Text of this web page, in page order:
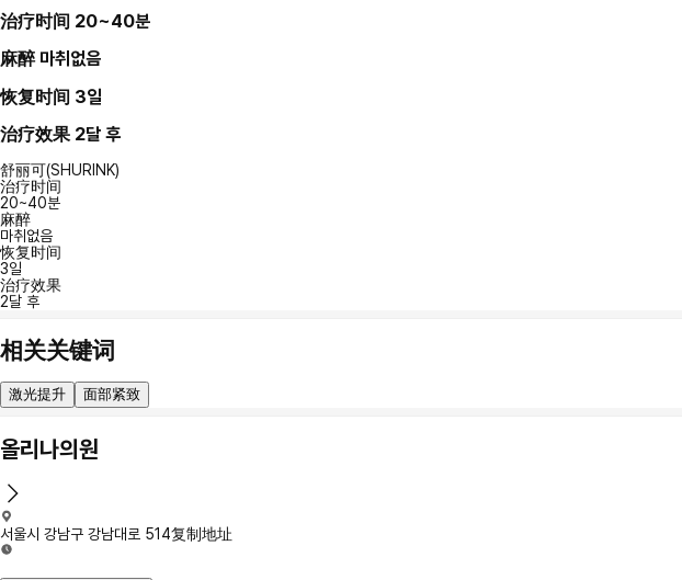
治疗时间 20~40분
麻醉 마취없음
恢复时间 3일
治疗效果 2달 후
舒丽可(SHURINK)
治疗时间
20~40분
麻醉
마취없음
恢复时间
3일
治疗效果
2달 후
相关关键词
激光提升 面部紧致
올리나의원
서울시 강남구 강남대로 514复制地址